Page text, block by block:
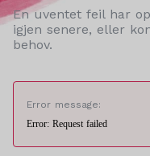
En uventet feil har
igjen senere, eller
behov.
Error message:
Error: Request failed